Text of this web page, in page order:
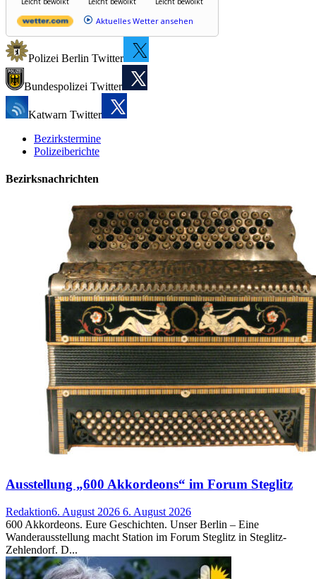
Aktuelles Wetter ansehen
Polizei Berlin Twitter
Bundespolizei Twitter
Katwarn Twitter
Bezirkstermine
Polizeiberichte
Bezirksnachrichten
Ausstellung „600 Akkordeons“ im Forum Steglitz
Redaktion6. August 2026 6. August 2026
600 Akkordeons. Eure Geschichten. Unser Berlin – Eine
Wanderausstellung macht Station im Forum Steglitz in Steglitz-
Zehlendorf. D...